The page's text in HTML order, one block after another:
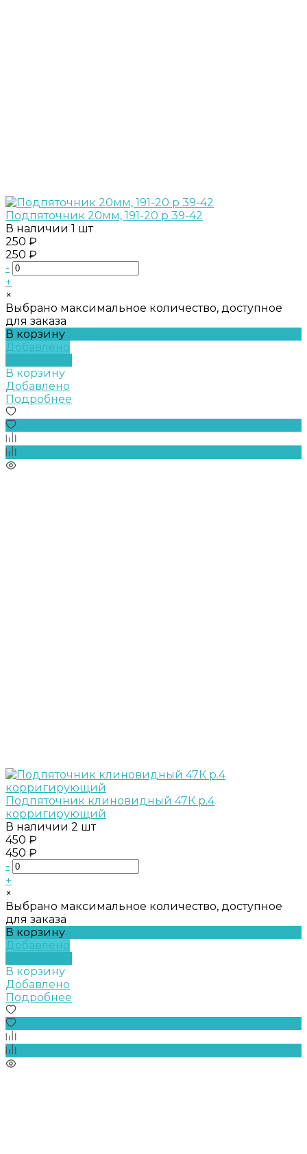
Подпяточник 20мм, 191-20 р 39-42
В наличии 1 шт
250 ₽
250 ₽
-
+
×
Выбрано максимальное количество, доступное
для заказа
В корзину
Добавлено
В корзину
Добавлено
Подробнее
Подпяточник клиновидный 47К р.4
корригирующий
В наличии 2 шт
450 ₽
450 ₽
-
+
×
Выбрано максимальное количество, доступное
для заказа
В корзину
Добавлено
В корзину
Добавлено
Подробнее